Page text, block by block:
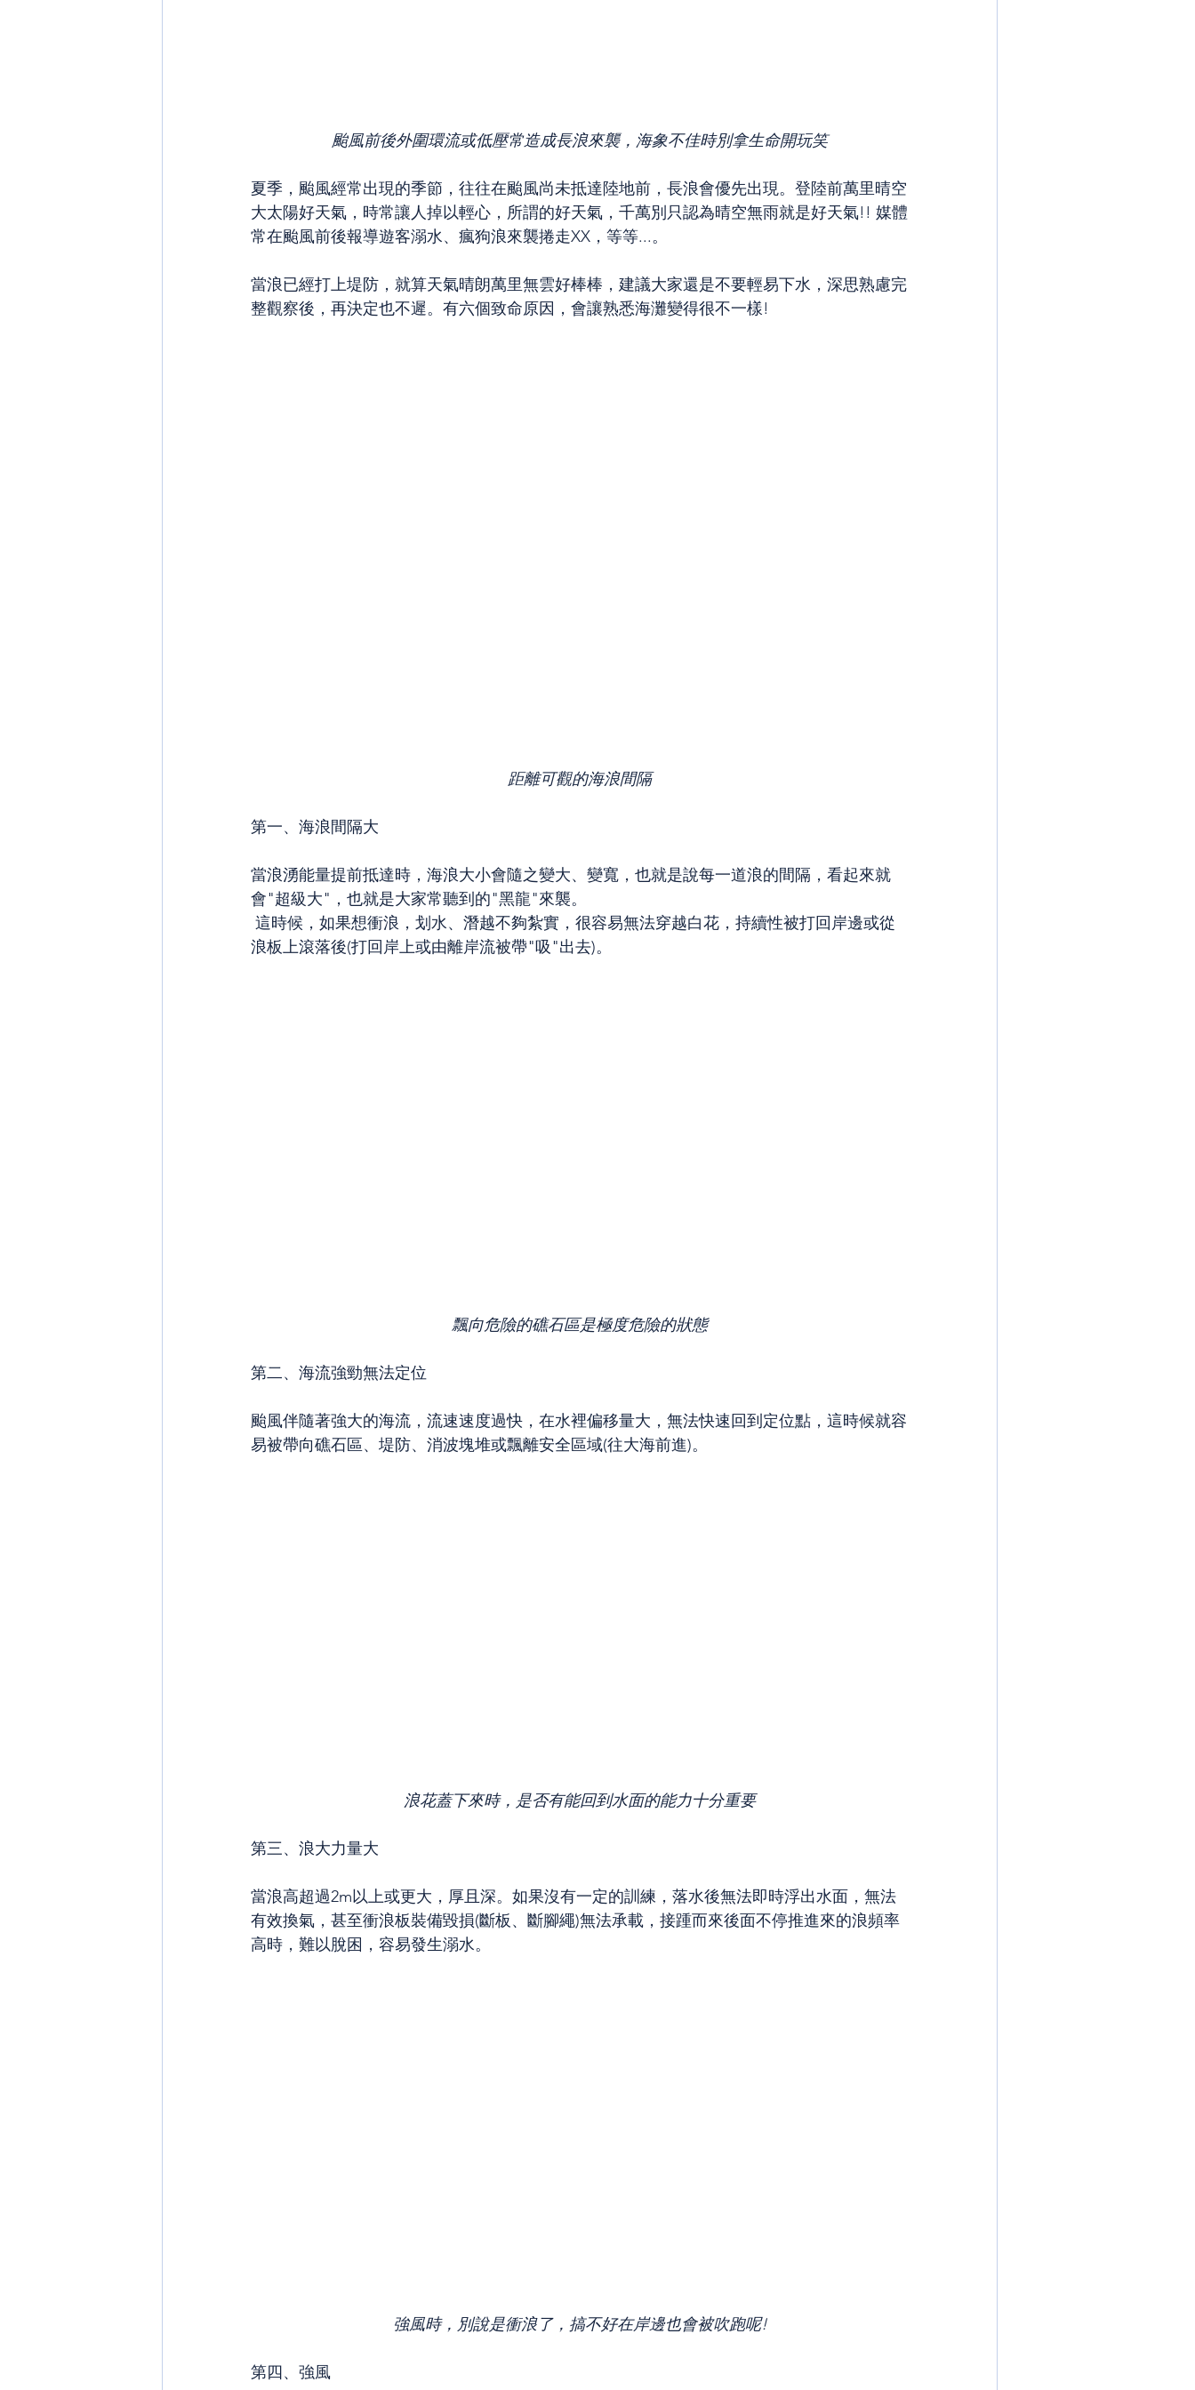
颱風前後外圍環流或低壓常造成長浪來襲，海象不佳時別拿生命開玩笑
夏季，颱風經常出現的季節，往往在颱風尚未抵達陸地前，長浪會優先出現。登陸前萬里晴空
大太陽好天氣，時常讓人掉以輕心，所謂的好天氣，千萬別只認為晴空無雨就是好天氣!! 媒體
常在颱風前後報導遊客溺水、瘋狗浪來襲捲走XX，等等...。
當浪已經打上堤防，就算天氣晴朗萬里無雲好棒棒，建議大家還是不要輕易下水，深思熟慮完
整觀察後，再決定也不遲。有六個致命原因，會讓熟悉海灘變得很不一樣!
距離可觀的海浪間隔
第一、海浪間隔大
當浪湧能量提前抵達時，海浪大小會隨之變大、變寬，也就是說每一道浪的間隔，看起來就
會"超級大"，也就是大家常聽到的"黑龍"來襲。
浪板上滾落後(打回岸上或由離岸流被帶"吸"出去)。
飄向危險的礁石區是極度危險的狀態
第二、海流強勁無法定位
颱風伴隨著強大的海流，流速速度過快，在水裡偏移量大，無法快速回到定位點，這時候就容
易被帶向礁石區、堤防、消波塊堆或飄離安全區域(往大海前進)。
浪花蓋下來時，是否有能回到水面的能力十分重要
第三、浪大力量大
當浪高超過2m以上或更大，厚且深。如果沒有一定的訓練，落水後無法即時浮出水面，無法
有效換氣，甚至衝浪板裝備毀損(斷板、斷腳繩)無法承載，接踵而來後面不停推進來的浪頻率
高時，難以脫困，容易發生溺水。
強風時，別說是衝浪了，搞不好在岸邊也會被吹跑呢!
第四、強風